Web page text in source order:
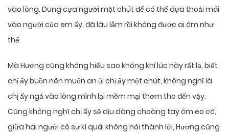
vào lòng. Dung cựa người một chút để có thể dựa thoải mái
vào người của em ấy, đã lâu lắm rồi không được ai ôm như
thế.
Mà Hương cũng không hiểu sao không khí lúc này rất lạ, biết
chị ấy buồn nên muốn an ủi chị ấy một chút, không nghĩ là
chị ấy ngả vào lòng mình lại mềm mại thơm tho đến vậy.
Cũng không nghĩ chị ấy sẽ dịu dàng choàng tay ôm eo cô,
giữa hai người có sự kì quái không nói thành lời, Hương cũng